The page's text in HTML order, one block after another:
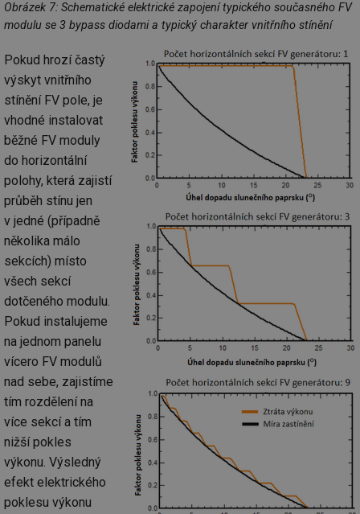
Obrázek 7: Schematické elektrické zapojení typického současného FV
modulu se 3 bypass diodami a typický charakter vnitřního stínění
Pokud hrozí častý
výskyt vnitřního
stínění FV pole, je
vhodné instalovat
běžné FV moduly
do horizontální
polohy, která zajistí
průběh stínu jen
v jedné (případně
několika málo
sekcích) místo
všech sekcí
dotčeného modulu.
Pokud instalujeme
na jednom panelu
vícero FV modulů
nad sebe, zajistíme
tím rozdělení na
více sekcí a tím
nižší pokles
výkonu. Výsledný
efekt elektrického
poklesu výkonu